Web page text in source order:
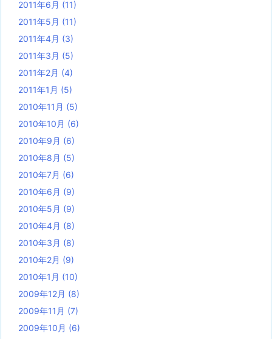
2011年6月 (11)
2011年5月 (11)
2011年4月 (3)
2011年3月 (5)
2011年2月 (4)
2011年1月 (5)
2010年11月 (5)
2010年10月 (6)
2010年9月 (6)
2010年8月 (5)
2010年7月 (6)
2010年6月 (9)
2010年5月 (9)
2010年4月 (8)
2010年3月 (8)
2010年2月 (9)
2010年1月 (10)
2009年12月 (8)
2009年11月 (7)
2009年10月 (6)